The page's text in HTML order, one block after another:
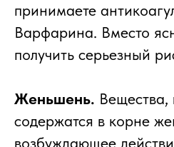
принимаете
Варфарина. Вместо
получить серьезный
Женьшень. Вещества,
содержатся в корне
возбуждающее